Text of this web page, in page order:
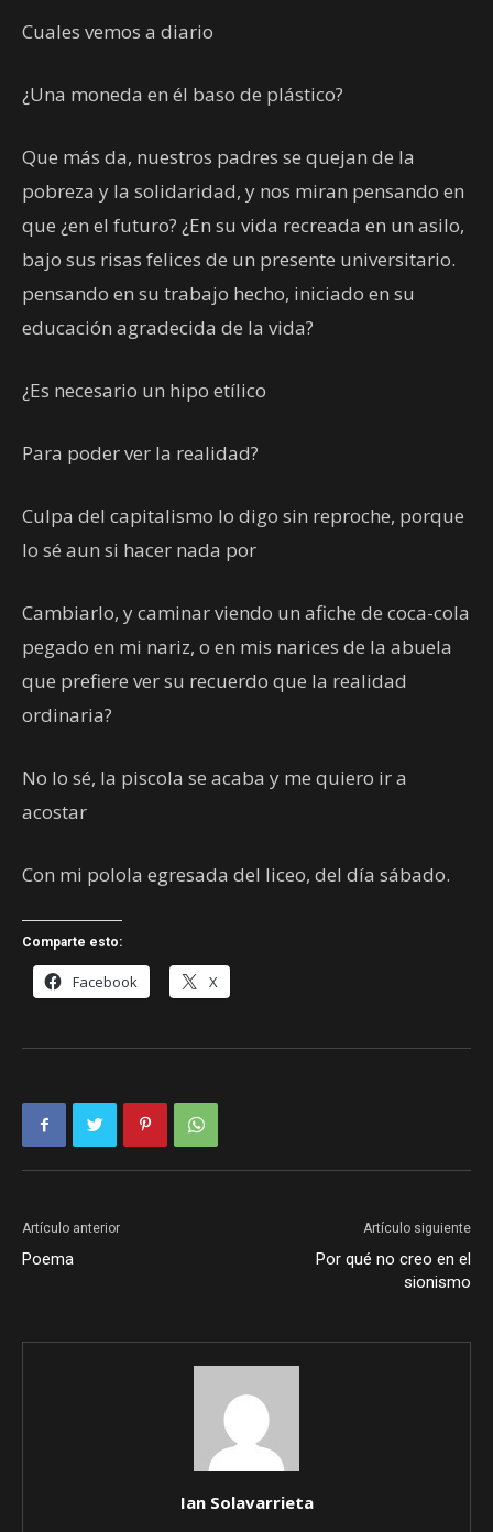
Cuales vemos a diario
¿Una moneda en él baso de plástico?
Que más da, nuestros padres se quejan de la
pobreza y la solidaridad, y nos miran pensando en
que ¿en el futuro? ¿En su vida recreada en un asilo,
bajo sus risas felices de un presente universitario.
pensando en su trabajo hecho, iniciado en su
educación agradecida de la vida?
¿Es necesario un hipo etílico
Para poder ver la realidad?
Culpa del capitalismo lo digo sin reproche, porque
lo sé aun si hacer nada por
Cambiarlo, y caminar viendo un afiche de coca-cola
pegado en mi nariz, o en mis narices de la abuela
que prefiere ver su recuerdo que la realidad
ordinaria?
No lo sé, la piscola se acaba y me quiero ir a
acostar
Con mi polola egresada del liceo, del día sábado.
Comparte esto:
Facebook X
Artículo anterior
Poema
Artículo siguiente
Por qué no creo en el
sionismo
Ian Solavarrieta